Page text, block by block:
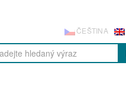
ČEŠTINA